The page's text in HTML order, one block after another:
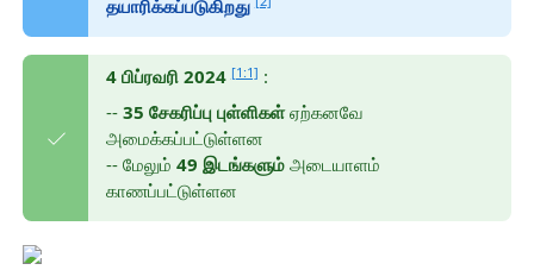
தயாரிக்கப்படுகிறது
4 பிப்ரவரி 2024 [1:1] :
-- 35 சேகரிப்பு புள்ளிகள்ஏற்கனவே
அமைக்கப்பட்டுள்ளன
-- மேலும் 49 இடங்களும்அடையாளம்
காணப்பட்டுள்ளன